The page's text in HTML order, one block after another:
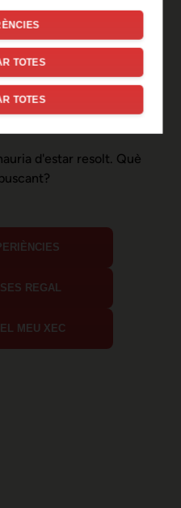
ha hagut un
temporal
d'estar resolt. Què
REGAL
MEU XEC
TOTES
TOTES